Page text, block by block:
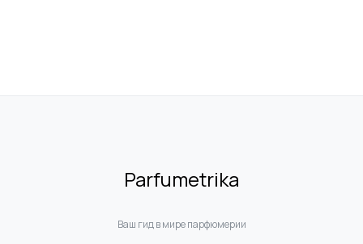
Parfumetrika
Ваш гид в мире парфюмерии